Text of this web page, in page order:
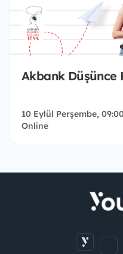
Akbank Düşünce
10 Eylül Perşembe,
Online